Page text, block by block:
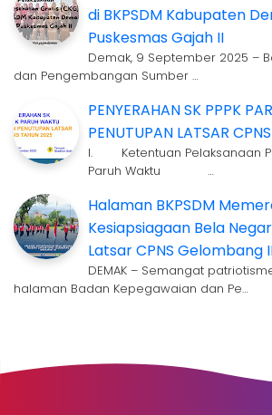
di BKPSDM Kabupaten
Puskesmas Gajah II
Demak, 9 September 2025 –
dan Pengembangan Sumber …
PENYERAHAN SK PPPK
PENUTUPAN LATSAR
I. Ketentuan Pelaksanaan
Paruh Waktu …
Halaman BKPSDM
Kesiapsiagaan Bela
Latsar CPNS Gelombang
DEMAK – Semangat
halaman Badan Kepegawaian dan Pe…